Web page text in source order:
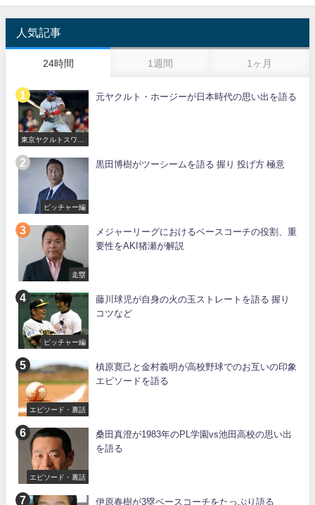
人気記事
24時間 1週間 1ヶ月
東京ヤクルトスワロ
元ヤクルト・ホージーが日本時代の思い出を語る
ピッチャー編
黒田博樹がツーシームを語る 握り 投げ方 極意
走塁
メジャーリーグにおけるベースコーチの役割、重
要性をAKI猪瀬が解説
ピッチャー編
藤川球児が自身の火の玉ストレートを語る 握り
コツなど
エピソード・裏話
槙原寛己と金村義明が高校野球でのお互いの印象
エピソードを語る
エピソード・裏話
桑田真澄が1983年のPL学園vs池田高校の思い出
を語る
伊原春樹が3塁ベースコーチをたっぷり語る